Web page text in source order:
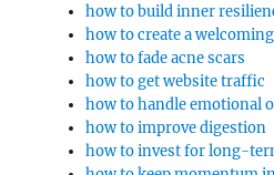
how to build inner
how to create a
how to fade acne scars
how to get website traffic
how to handle emotional
how to improve digestion
how to invest for long-